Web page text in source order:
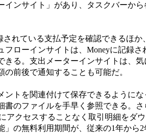
インサイト」があり、タスクバーから
れている支払予定を確認できるほか
ローインサイトは、Moneyに記録さ
きる。支出メーターインサイトは、気
前後で通知することも可能だ。
トを関連付けて保存できるようにな
のファイルを手早く参照できる。さ
アクセスすることなく取引明細をダウ
の無料利用期間が、従来の1年から2